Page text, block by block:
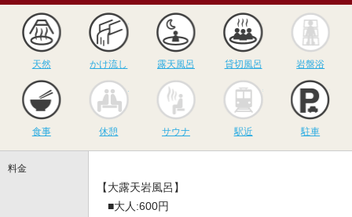
天然
かけ流し
かけ流し
露天風呂
露天風呂
貸切風呂
貸切風呂 岩盤浴
食事 休憩
サウナ
サウナ 駅近 駐車
料金
【大露天岩風呂】
■大人:600円